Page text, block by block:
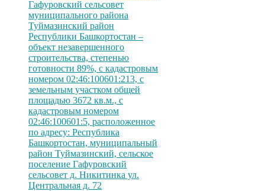
Гафуровский сельсовет
муниципального района
Туймазинский район
Республики Башкортостан –
объект незавершенного
строительства, степенью
готовности 89%, с кадастровым
номером 02:46:100601:213, с
земельным участком общей
площадью 3672 кв.м., с
кадастровым номером
02:46:100601:5, расположенное
по адресу: Республика
Башкортостан, муниципальный
район Туймазинский, сельское
поселение Гафуровский
сельсовет д. Никитинка ул.
Центральная д. 72